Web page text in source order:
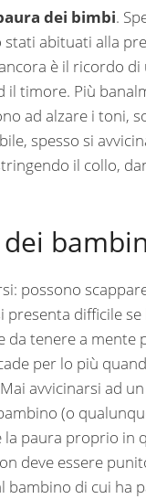
dei bimbi.
abituati alla
è il ricordo di
il timore. Più
ad alzare i toni,
spesso si
il collo,
possono
difficile
tenere a mente
per lo più
avvicinarsi ad
(o
paura proprio in
deve essere
di cui ha